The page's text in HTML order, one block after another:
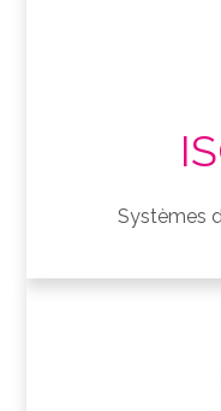
Systèmes